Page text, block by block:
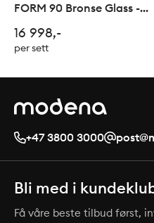
FORM 90 Bronse Glass -
16 998,-
per sett
+47 3800 3000
Bli med i
Få våre beste tilbud først,